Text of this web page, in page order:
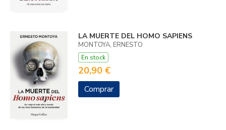
LA MUERTE DEL HOMO SAPIENS
MONTOYA, ERNESTO
En stock
20,90 €
Comprar